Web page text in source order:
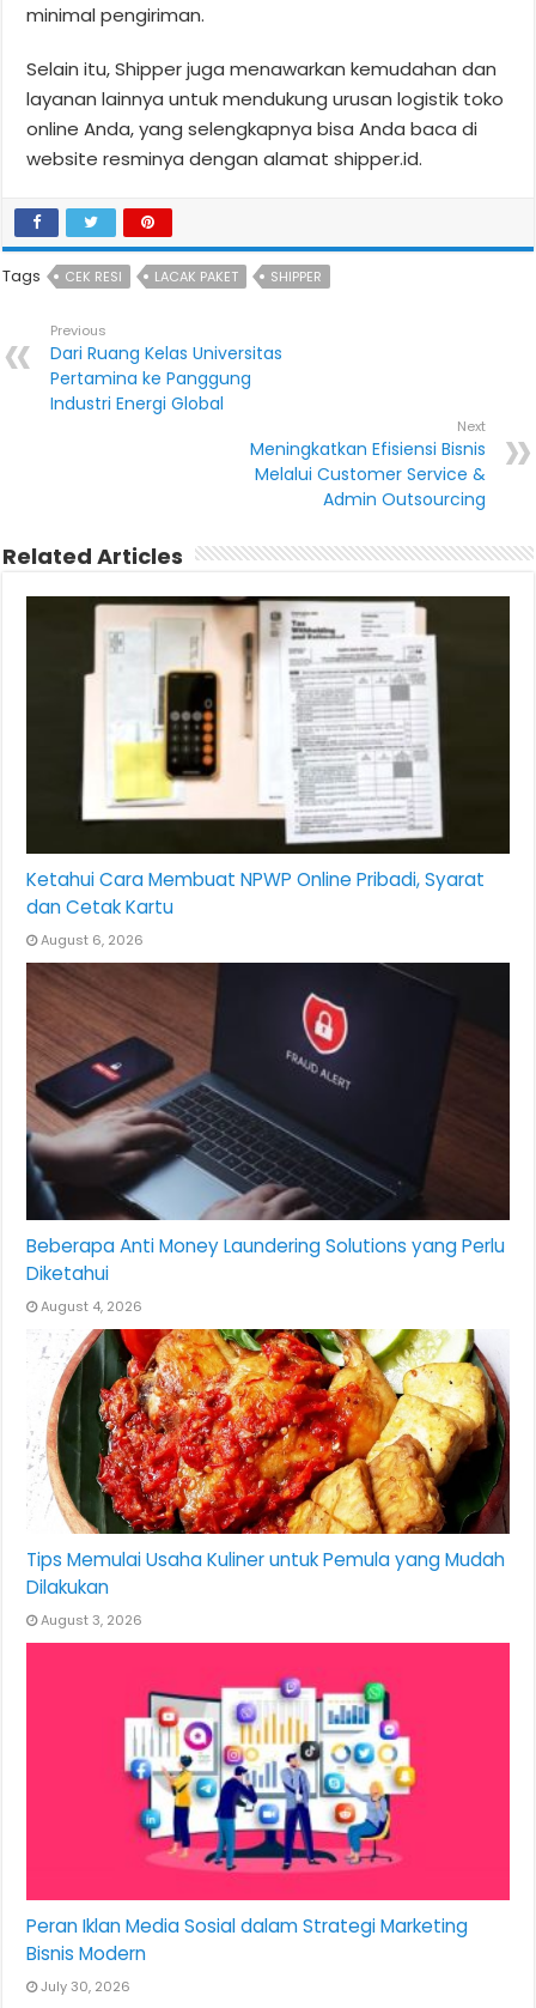
minimal pengiriman.
Selain itu, Shipper juga menawarkan kemudahan dan
layanan lainnya untuk mendukung urusan logistik toko
online Anda, yang selengkapnya bisa Anda baca di
website resminya dengan alamat shipper.id.
Tags CEK RESI⁣ LACAK PAKET SHIPPER
Previous
Dari Ruang Kelas Universitas
Pertamina ke Panggung
Industri Energi Global
Next
Meningkatkan Efisiensi Bisnis
Melalui Customer Service &
Admin Outsourcing
Related Articles
Ketahui Cara Membuat NPWP Online Pribadi, Syarat
dan Cetak Kartu
August 6, 2026
Beberapa Anti Money Laundering Solutions yang Perlu
Diketahui
August 4, 2026
Tips Memulai Usaha Kuliner untuk Pemula yang Mudah
Dilakukan
August 3, 2026
Peran Iklan Media Sosial dalam Strategi Marketing
Bisnis Modern
July 30, 2026